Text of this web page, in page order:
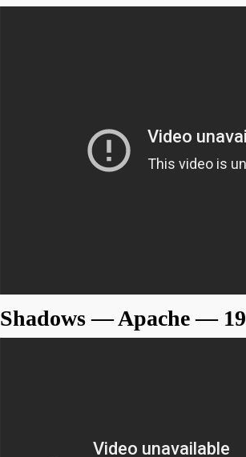
Shadows — Apache —